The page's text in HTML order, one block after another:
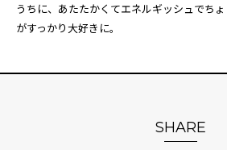
うちに、あたたかくてエネルギッシュでち
がすっかり大好きに。
SHARE